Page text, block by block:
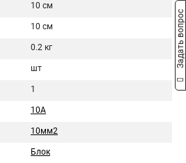
10 см
10 см
0.2 кг
шт
1
10А
10мм2
Блок
Задать вопрос